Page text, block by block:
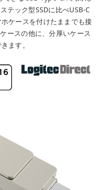
テック型SSDに比べUSB-C
ケースを付けたままでも接
ースの他に、分厚いケース
ます。